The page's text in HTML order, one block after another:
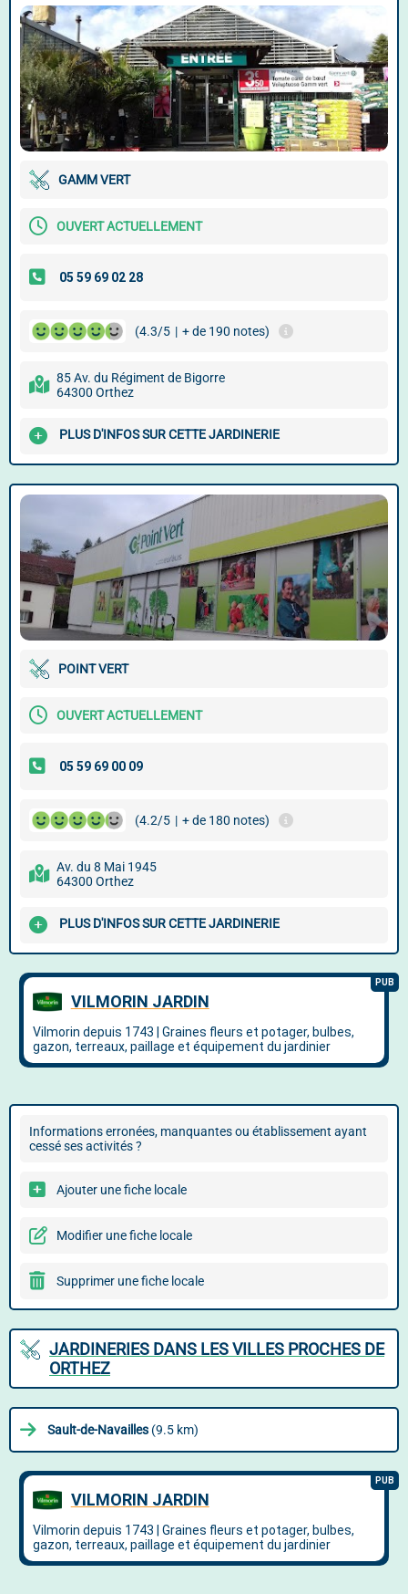
GAMM VERT
OUVERT ACTUELLEMENT
(4.3/5 | + de 190 notes)
85 Av. du Régiment de Bigorre
64300 Orthez
PLUS D'INFOS SUR CETTE JARDINERIE
POINT VERT
OUVERT ACTUELLEMENT
(4.2/5 | + de 180 notes)
Av. du 8 Mai 1945
64300 Orthez
PLUS D'INFOS SUR CETTE JARDINERIE
Informations erronées, manquantes ou établissement ayant
cessé ses activités ?
Ajouter une fiche locale
Modifier une fiche locale
Supprimer une fiche locale
JARDINERIES DANS LES VILLES PROCHES DE
ORTHEZ
Sault-de-Navailles (9.5 km)